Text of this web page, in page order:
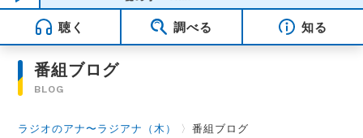
聴く 調べる 知る
番組ブログ
BLOG
ラジオのアナ〜ラジアナ（木） 〉番組ブログ